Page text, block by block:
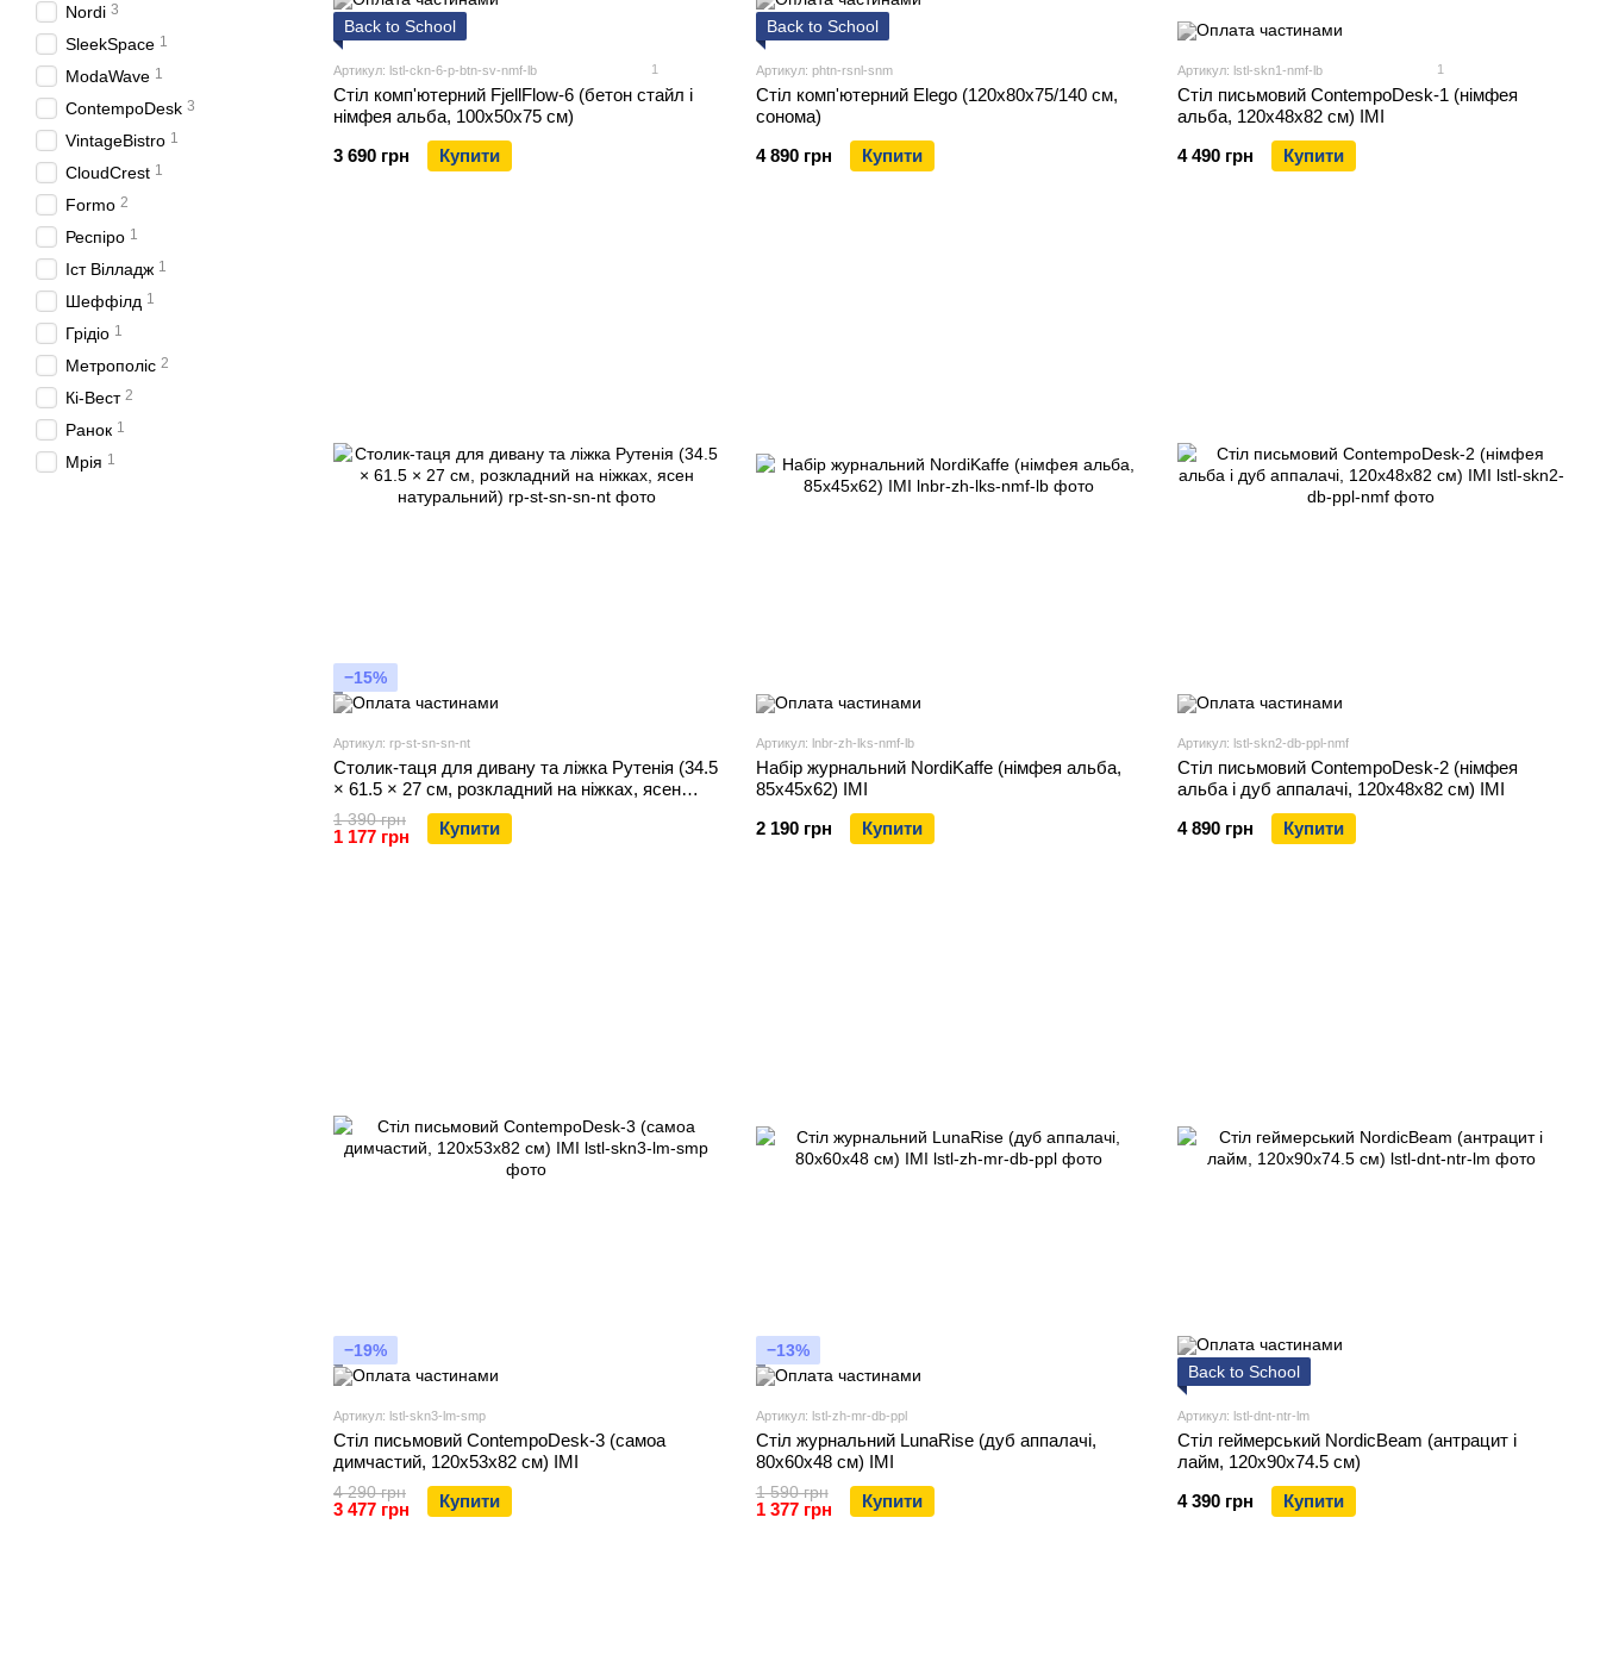
Back to School
Артикул: lstl-ckn-6-p-btn-sv-nmf-lb 1
Стіл комп'ютерний FjellFlow-6 (бетон стайл і
німфея альба, 100х50х75 см)
3 690 грн
Купити
Back to School
Артикул: phtn-rsnl-snm
Стіл комп'ютерний Elego (120х80х75/140 см,
сонома)
4 890 грн
Купити
Артикул: lstl-skn1-nmf-lb 1
Стіл письмовий ContempoDesk-1 (німфея
альба, 120х48х82 см) IMI
4 490 грн
Купити
−15%
Артикул: rp-st-sn-sn-nt
Столик-таця для дивану та ліжка Рутенія (34.5
× 61.5 × 27 см, розкладний на ніжках, ясен
натуральний)
1 390 грн
1 177 грн Купити
Артикул: lnbr-zh-lks-nmf-lb
Набір журнальний NordiKaffe (німфея альба,
85x45x62) IMI
2 190 грн
Купити
Артикул: lstl-skn2-db-ppl-nmf
Стіл письмовий ContempoDesk-2 (німфея
альба і дуб аппалачі, 120х48х82 см) IMI
4 890 грн
Купити
−19%
Артикул: lstl-skn3-lm-smp
Стіл письмовий ContempoDesk-3 (самоа
димчастий, 120х53х82 см) IMI
4 290 грн
3 477 грн Купити
−13%
Артикул: lstl-zh-mr-db-ppl
Стіл журнальний LunaRise (дуб аппалачі,
80x60x48 см) IMI
1 590 грн
1 377 грн Купити
Back to School
Артикул: lstl-dnt-ntr-lm
Стіл геймерський NordicBeam (антрацит і
лайм, 120х90х74.5 см)
4 390 грн
Купити
Nordi 3
SleekSpace 1
ModaWave 1
ContempoDesk 3
VintageBistro 1
CloudCrest 1
Formo 2
Респіро 1
Іст Вілладж 1
Шеффілд 1
Грідіо 1
Метрополіс 2
Кі-Вест 2
Ранок 1
Мрія 1